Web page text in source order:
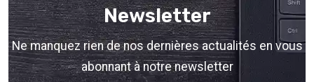
Newsletter
Ne manquez rien de nos dernières actualités en vous
abonnant à notre newsletter